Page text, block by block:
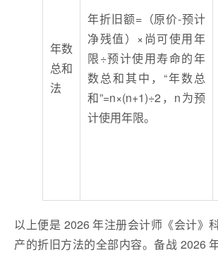
年数
总和
法
年折旧额=（原价-预计
净残值）×尚可使用年
限÷预计使用寿命的年
数总和其中，“年数总
和”=n×(n+1)÷2，n为预
计使用年限。
以上便是 2026 年注册会计师《会计》
产的折旧方法的全部内容。备战 2026